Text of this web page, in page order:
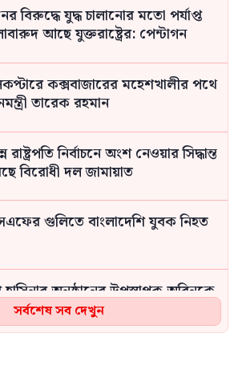
বিরুদ্ধে যুদ্ধ চালানোর মতো পর্যাপ্ত
আছে যুক্তরাষ্ট্রের: পেন্টাগন
কক্সবাজারের মহেশখালীর পথে
তারেক রহমান
নির্বাচনে অংশ নেওয়ার সিদ্ধান্ত
বিরোধী দল জামায়াত
গুলিতে বাংলাদেশি যুবক নিহত
অনুষ্ঠানের উপস্থাপক অরিনকে
সাতক্ষীরায় আলোচনা
সর্বশেষ সব দেখুন